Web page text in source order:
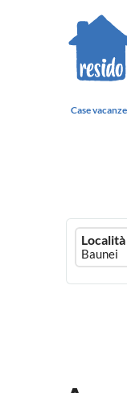
Case
logo
Località